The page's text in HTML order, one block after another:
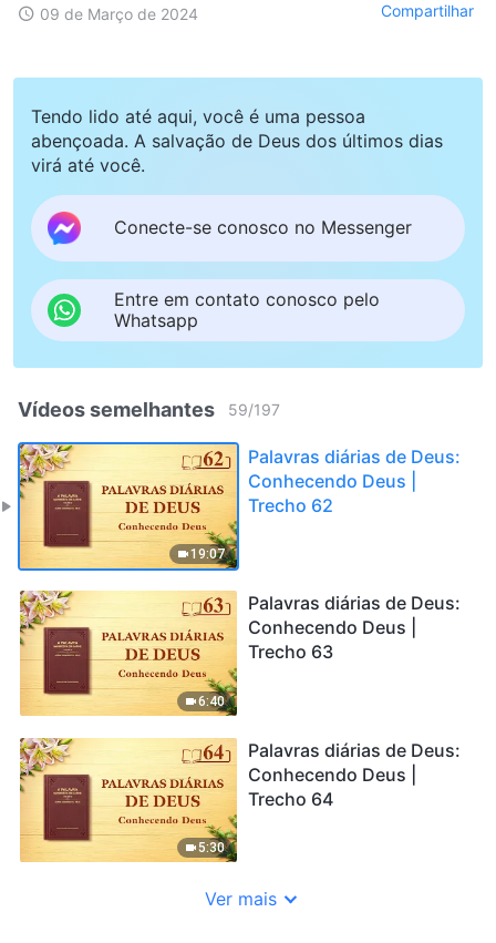
09 de Março de 2024 Compartilhar
Tendo lido até aqui, você é uma pessoa
abençoada. A salvação de Deus dos últimos dias
virá até você.
Conecte-se conosco no Messenger
Entre em contato conosco pelo
Whatsapp
Vídeos semelhantes 59/197
19:07
Palavras diárias de Deus:
Conhecendo Deus |
Trecho 62
6:40
Palavras diárias de Deus:
Conhecendo Deus |
Trecho 63
5:30
Palavras diárias de Deus:
Conhecendo Deus |
Trecho 64
Ver mais